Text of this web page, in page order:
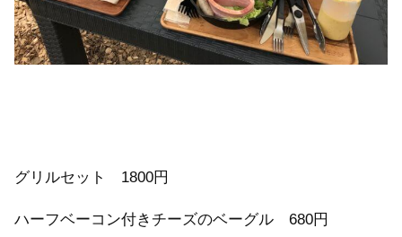
グリルセット 1800円
ハーフベーコン付きチーズのベーグル 680円